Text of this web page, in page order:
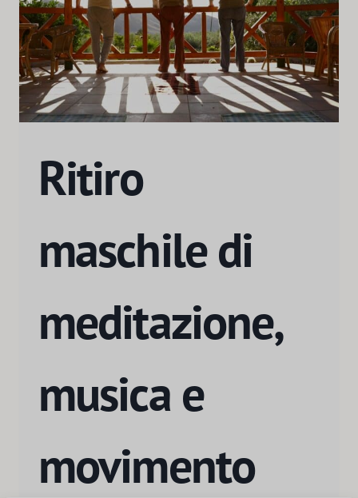
Ritiro
maschile di
meditazione,
musica e
movimento